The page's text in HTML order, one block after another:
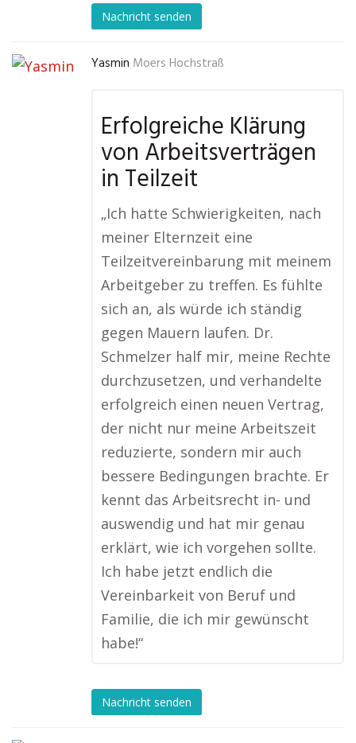
Nachricht senden
Yasmin Moers Hochstraß
Erfolgreiche Klärung
von Arbeitsverträgen
in Teilzeit
„Ich hatte Schwierigkeiten, nach
meiner Elternzeit eine
Teilzeitvereinbarung mit meinem
Arbeitgeber zu treffen. Es fühlte
sich an, als würde ich ständig
gegen Mauern laufen. Dr.
Schmelzer half mir, meine Rechte
durchzusetzen, und verhandelte
erfolgreich einen neuen Vertrag,
der nicht nur meine Arbeitszeit
reduzierte, sondern mir auch
bessere Bedingungen brachte. Er
kennt das Arbeitsrecht in- und
auswendig und hat mir genau
erklärt, wie ich vorgehen sollte.
Ich habe jetzt endlich die
Vereinbarkeit von Beruf und
Familie, die ich mir gewünscht
habe!“
Nachricht senden